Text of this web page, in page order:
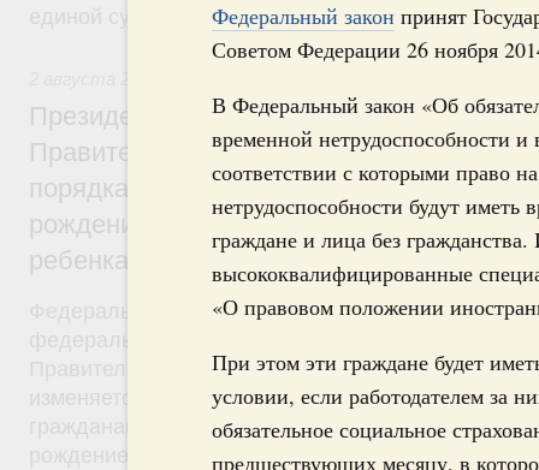
Федеральный закон принят
Советом Федерации 26 ноября
В Федеральный закон «Об
временной нетрудоспособности и
соответствии с которыми право
нетрудоспособности будут
граждане и лица без
высококвалифицированные
«О правовом положении
При этом эти граждане будет
условии, если работодателем за
обязательное социальное
предшествующих месяцу, в
единой субвенции.
Президент России подписал
Правительством Федеральный закон об
порядка установления ежемесячной
рождением или усыновлением первого
ребенка
Федеральный закон от 2 августа 2019 года
Правительства от 28 мая 2019 года №1092-р.
изменяется критерий нуждаемости, в
гражданам будет назначаться ежемесячная
рождением (усыновлением) первого или